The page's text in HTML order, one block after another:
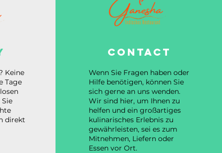
Keine
Tage
direkt
contact
Wenn Sie Fragen haben oder
Hilfe benötigen, können Sie
sich gerne an uns wenden.
Wir sind hier, um Ihnen zu
helfen und ein großartiges
kulinarisches Erlebnis zu
gewährleisten, sei es zum
Mitnehmen, Liefern oder
Essen vor Ort.